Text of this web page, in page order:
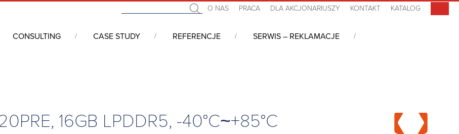
O NAS PRACA DLA AKCJONARIUSZY KONTAKT KATALOG
CONSULTING CASE STUDY REFERENCJE SERWIS – REKLAMACJE
16GB LPDDR5, -40°C~+85°C